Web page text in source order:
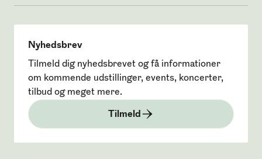
Nyhedsbrev
Tilmeld dig nyhedsbrevet og få informationer
om kommende udstillinger, events, koncerter,
tilbud og meget mere.
Tilmeld